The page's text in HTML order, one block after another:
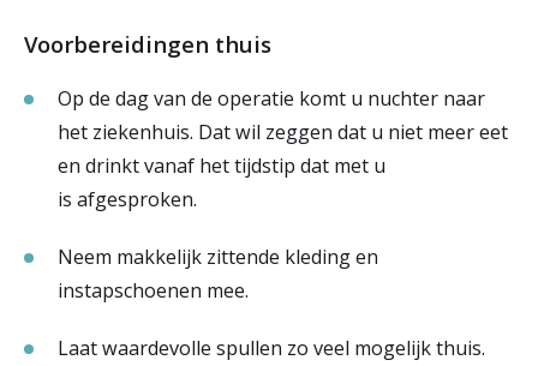
Voorbereidingen thuis
Op de dag van de operatie komt u nuchter naar
het ziekenhuis. Dat wil zeggen dat u niet meer eet
en drinkt vanaf het tijdstip dat met u
is afgesproken.
Neem makkelijk zittende kleding en
instapschoenen mee.
Laat waardevolle spullen zo veel mogelijk thuis.